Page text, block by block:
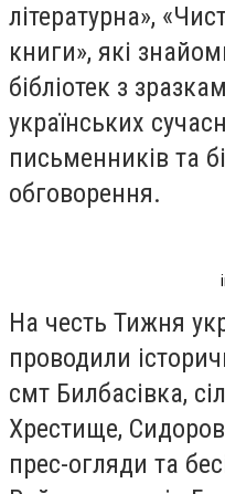
літературна»,
книги», які
бібліотек з
українських
письменників та
обговорення.
На честь Тижня
проводили
смт Билбасівка,
Хрестище,
прес-огляди та